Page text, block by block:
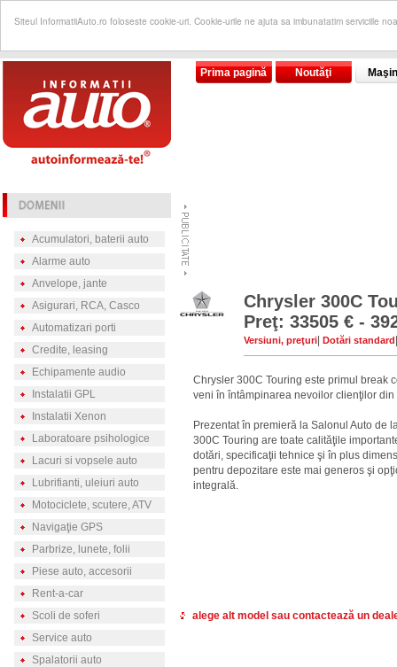
Siteul InformatiiAuto.ro foloseste cookie-uri. Cookie-urile ne ajuta sa imbunatatim serviciile
Prima pagină Noutăţi
Acumulatori, baterii auto
Alarme auto
Anvelope, jante
Asigurari, RCA, Casco
Automatizari porti
Credite, leasing
Echipamente audio
Instalatii GPL
Instalatii Xenon
Laboratoare psihologice
Lacuri si vopsele auto
Lubrifianti, uleiuri auto
Motociclete, scutere, ATV
Navigaţie GPS
Parbrize, lunete, folii
Piese auto, accesorii
Rent-a-car
Scoli de soferi
Service auto
Spalatorii auto
Chrysler 300C
Preţ: 33505 € -
Versiuni, preţuri Dotări standard
Chrysler 300C Touring este primul break
veni în întâmpinarea nevoilor clienţilor din
Prezentat în premieră la Salonul Auto de
300C Touring are toate calităţile
dotări, specificaţii tehnice şi în plus
pentru depozitare este mai generos şi
integrală.
alege alt model sau contactează un